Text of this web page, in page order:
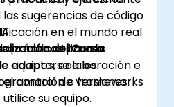
sugerencias de código
prácticas para la
equipos, colaboración e
control de versiones.
en el mundo real
utilizando
del Curso
adaptarse a los
o frameworks
su equipo.